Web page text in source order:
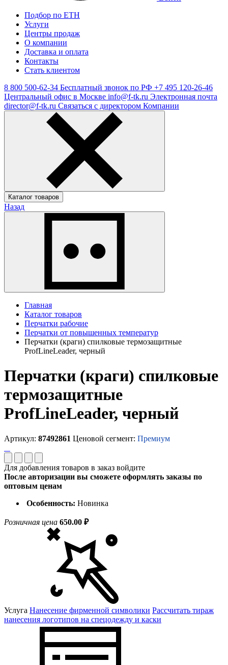
Подбор по ЕТН
Услуги
Центры продаж
О компании
Доставка и оплата
Контакты
Стать клиентом
8 800 500-62-34 Бесплатный звонок по РФ +7 495 120-26-46
Центральный офис в Москве info@f-tk.ru Электронная почта
director@f-tk.ru Связаться с директором Компании
Каталог товаров
Назад
Главная
Каталог товаров
Перчатки рабочие
Перчатки от повышенных температур
Перчатки (краги) спилковые термозащитные
ProfLineLeader, черный
Перчатки (краги) спилковые
термозащитные
ProfLineLeader, черный
Артикул: 87492861 Ценовой сегмент: Премиум
Для добавления товаров в заказ войдите
После авторизации вы сможете оформлять заказы по
оптовым ценам
Особенность: Новинка
Розничная цена 650.00 ₽
Услуга Нанесение фирменной символики Рассчитать тираж
нанесения логотипов на спецодежду и каски